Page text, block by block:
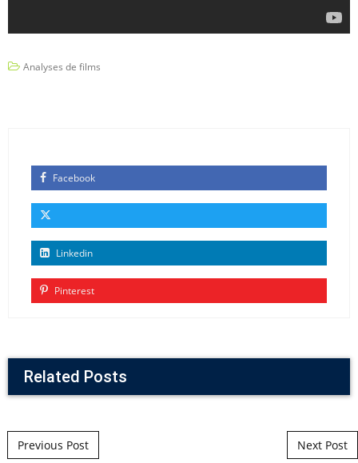
Analyses de films
Facebook
Linkedin
Pinterest
Related Posts
Post navigation
Previous Post Next Post